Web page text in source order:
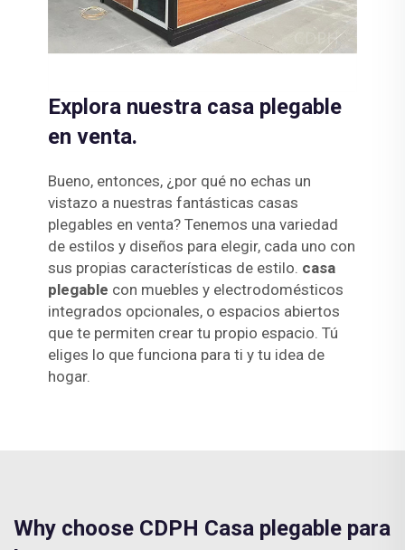
Explora nuestra casa plegable
en venta.
Bueno, entonces, ¿por qué no echas un
vistazo a nuestras fantásticas casas
plegables en venta? Tenemos una variedad
de estilos y diseños para elegir, cada uno con
sus propias características de estilo. casa
plegable con muebles y electrodomésticos
integrados opcionales, o espacios abiertos
que te permiten crear tu propio espacio. Tú
eliges lo que funciona para ti y tu idea de
hogar.
Why choose CDPH Casa plegable para